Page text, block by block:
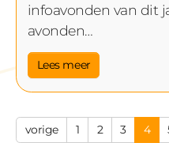
infoavonden van dit
avonden…
Lees meer
vorige 1 2 3 4